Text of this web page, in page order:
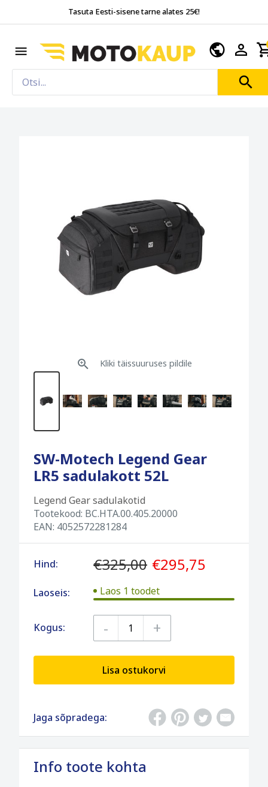
Tasuta Eesti-sisene tarne alates 25€!
Kliki täissuuruses pildile
SW-Motech Legend Gear
LR5 sadulakott 52L
Legend Gear sadulakotid
Tootekood: BC.HTA.00.405.20000
EAN: 4052572281284
Hind: €325,00 €295,75
Laoseis: Laos 1 toodet
Kogus: - +
Lisa ostukorvi
Jaga sõpradega:
Info toote kohta